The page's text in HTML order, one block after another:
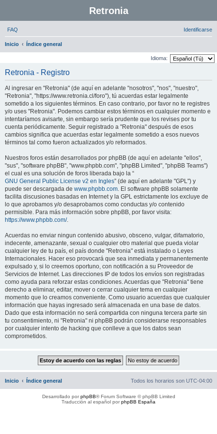
Retronia
FAQ Identificarse
Inicio Índice general
u
Idioma:
Retronia - Registro
Al ingresar en "Retronia" (de aquí en adelante "nosotros", "nos", "nuestro",
"Retronia", "https://www.retronia.cl/foro"), tú acuerdas estar legalmente
sometido a los siguientes términos. En caso contrario, por favor no te registres
y/o uses "Retronia". Podemos cambiar estos términos en cualquier momento e
intentaríamos avisarte, sin embargo sería prudente que los revises por tu
cuenta periódicamente. Seguir registrado a "Retronia" después de esos
cambios significa que acuerdas estar legalmente sometido a esos nuevos
términos tal como fueron actualizados y/o reformados.
Nuestros foros están desarrollados por phpBB (de aquí en adelante "ellos",
"sus", "software phpBB", "www.phpbb.com", "phpBB Limited", "phpBB Teams")
el cual es una solución de foros liberada bajo la “
GNU General Public License v2 en Ingles” (de aquí en adelante "GPL") y
puede ser descargada de www.phpbb.com. El software phpBB solamente
facilita discusiones basadas en Internet y la GPL estrictamente los excluye de
lo que aprobamos y/o desaprobamos como conductas y/o contenido
permisible. Para más información sobre phpBB, por favor visita:
https://www.phpbb.com/.
Acuerdas no enviar ningun contenido abusivo, obsceno, vulgar, difamatorio,
indecente, amenazante, sexual o cualquier otro material que pueda violar
cualquier ley de tu país, el país donde "Retronia" está instalado o Leyes
Internacionales. Hacer eso provocará que sea inmediata y permanentemente
expulsado y, si lo creemos oportuno, con notificación a su Proveedor de
Servicios de Internet. Las direcciones IP de todos los envíos son registradas
como ayuda para reforzar estas condiciones. Acuerdas que "Retronia" tiene
derecho a eliminar, editar, mover o cerrar cualquier tema en cualquier
momento que lo creamos conveniente. Como usuario acuerdas que cualquier
información que hayas ingresado será almacenada en una base de datos.
Dado que esta información no será compartida con ninguna tercera parte sin
tu consentimiento, ni "Retronia" ni phpBB podrán considerarse responsables
por cualquier intento de hacking que conlleve a que los datos sean
comprometidos.
Inicio Índice general Todos los horarios son UTC-04:00
Desarrollado porphpBB® Forum Software © phpBB Limited
Traducción al español porphpBB España